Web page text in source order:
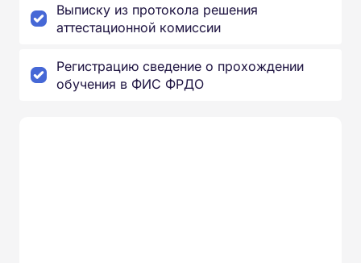
Выписку из протокола решения
аттестационной комиссии
Регистрацию сведение о прохождении
обучения в ФИС ФРДО